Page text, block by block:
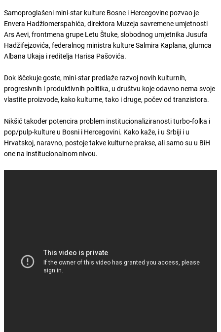
Samoproglašeni mini-star kulture Bosne i Hercegovine pozvao je
Envera Hadžiomerspahića, direktora Muzeja savremene umjetnosti
Ars Aevi, frontmena grupe Letu Štuke, slobodnog umjetnika Jusufa
Hadžifejzovića, federalnog ministra kulture Salmira Kaplana, glumca
Albana Ukaja i reditelja Harisa Pašovića.
Dok iščekuje goste, mini-star predlaže razvoj novih kulturnih,
progresivnih i produktivnih politika, u društvu koje odavno nema svoje
vlastite proizvode, kako kulturne, tako i druge, počev od tranzistora.
Nikšić također potencira problem institucionaliziranosti turbo-folka i
pop/pulp-kulture u Bosni i Hercegovini. Kako kaže, i u Srbiji i u
Hrvatskoj, naravno, postoje takve kulturne prakse, ali samo su u BiH
one na institucionalnom nivou.